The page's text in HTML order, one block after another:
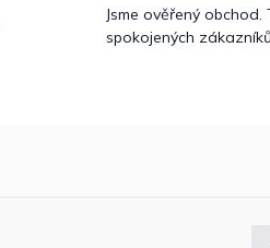
Jsme ověřený obchod.
spokojených